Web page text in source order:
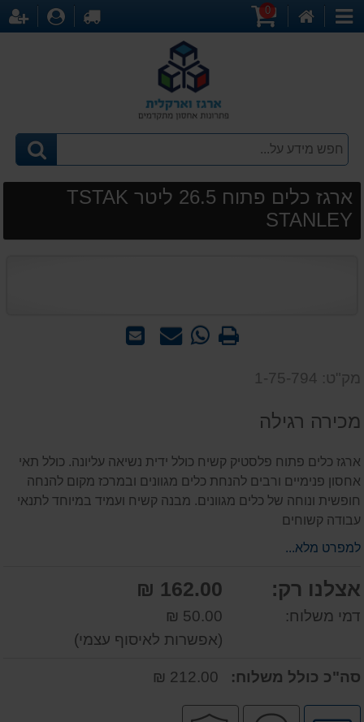
קטגוריות
0
לקופה
ארגז כלים פתוח 26.5 ליטר TSTAK
STANLEY
שלח
שאל WhatsApp
מק"ט: 1-75-794
מכירה רגילה
ארגז כלים פתוח פלסטיק קשיח כולל ידית נשיאה עליונה. כולל תאי
אחסון פנימיים ורבים להנחת כלים מגוונים ובמרכז מקום להנחה
חופשית ונוחה של כלים מגוונים. מבנה קשיח ועמיד במיוחד לתנאי
עבודה קשוחים
למפרט מלא...
אצלנו רק: 162.00 ₪
דמי משלוח:
50.00 ₪
(אפשרות לאיסוף עצמי)
סה"כ כולל משלוח:
לחץ
שירות